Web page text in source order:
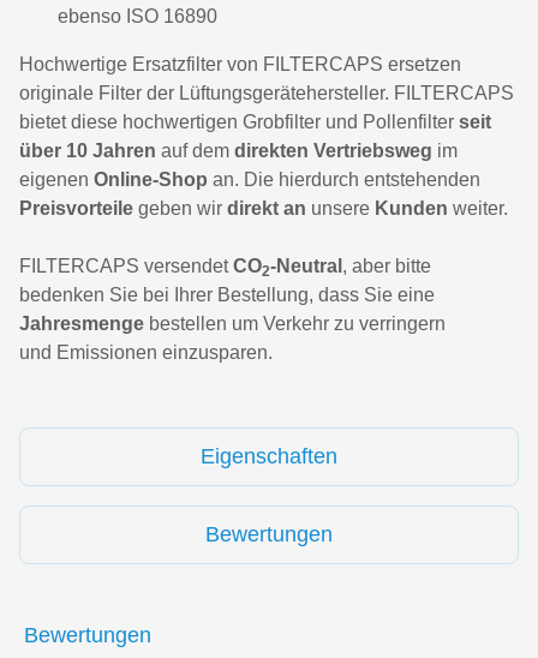
ebenso ISO 16890
Hochwertige Ersatzfilter von FILTERCAPS ersetzen
originale Filter der Lüftungsgerätehersteller. FILTERCAPS
bietet diese hochwertigen Grobfilter und Pollenfilter seit
über 10 Jahren auf dem direkten Vertriebsweg im
eigenen Online-Shop an. Die hierdurch entstehenden
Preisvorteile geben wir direkt an unsere Kunden weiter.
FILTERCAPS versendetCO2-Neutral , aber bitte
bedenken Sie bei Ihrer Bestellung, dass Sie eine
Jahresmenge bestellen um Verkehr zu verringern
und Emissionen einzusparen.
Eigenschaften
Bewertungen
Bewertungen